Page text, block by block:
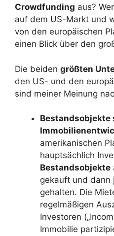
Crowdfunding aus?
auf dem US-Markt und
von den europäischen
einen Blick über den
Die beiden größten
den US- und den
sind meiner Meinung
Bestandsobjekte
amerikanischen
hauptsächlich
Bestandsobjekte
gekauft und dann
gehalten. Die
regelmäßigen
Investoren
Immobilie